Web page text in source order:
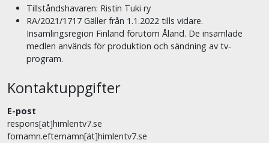
Tillståndshavaren: Ristin Tuki ry
RA/2021/1717 Gäller från 1.1.2022 tills vidare.
Insamlingsregion Finland förutom Åland. De insamlade
medlen används för produktion och sändning av tv-
program.
Kontaktuppgifter
E-post
respons[ät]himlentv7.se
fornamn.efternamn[ät]himlentv7.se